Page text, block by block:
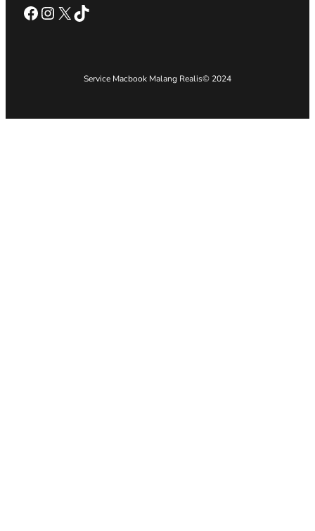
Facebook Instagram X TikTok
Service Macbook Malang Realis© 2024